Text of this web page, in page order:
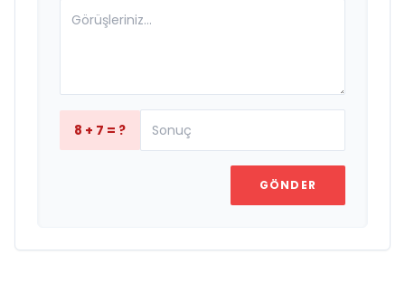
8 + 7 = ?
GÖNDER